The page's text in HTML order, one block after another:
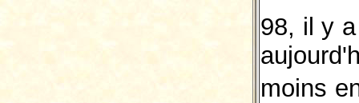
98, il y
moins